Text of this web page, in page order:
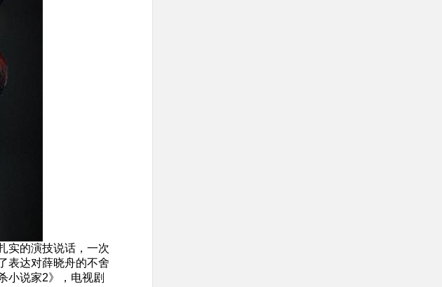
实的演技说话，一次
表达对薛晓舟的不舍
小说家2》，电视剧